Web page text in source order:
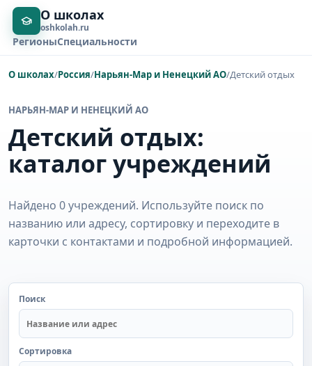
О школах
oshkolah.ru
РегионыСпециальности
О школах/Россия/Нарьян-Мар и Ненецкий АО/Детский отдых
НАРЬЯН-МАР И НЕНЕЦКИЙ АО
Детский отдых:
каталог учреждений
Найдено 0 учреждений. Используйте поиск по
названию или адресу, сортировку и переходите в
карточки с контактами и подробной информацией.
Поиск
Сортировка